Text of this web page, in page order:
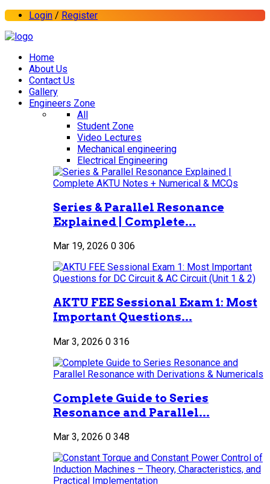
Login / Register
Home
About Us
Contact Us
Gallery
Engineers Zone
All
Student Zone
Video Lectures
Mechanical engineering
Electrical Engineering
Series & Parallel Resonance
Explained | Complete...
Mar 19, 2026 0 306
AKTU FEE Sessional Exam 1: Most
Important Questions...
Mar 3, 2026 0 316
Complete Guide to Series
Resonance and Parallel...
Mar 3, 2026 0 348